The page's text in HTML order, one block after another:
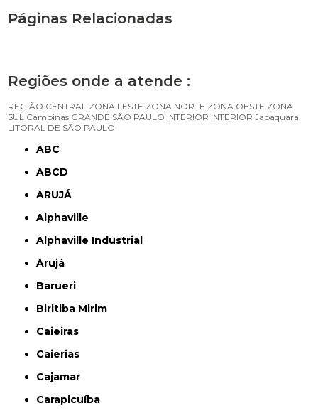
Páginas Relacionadas
Regiões onde a atende :
REGIÃO CENTRAL ZONA LESTE ZONA NORTE ZONA OESTE ZONA
SUL Campinas GRANDE SÃO PAULO INTERIOR INTERIOR Jabaquara
LITORAL DE SÃO PAULO
ABC
ABCD
ARUJÁ
Alphaville
Alphaville Industrial
Arujá
Barueri
Biritiba Mirim
Caieiras
Caierias
Cajamar
Carapicuíba